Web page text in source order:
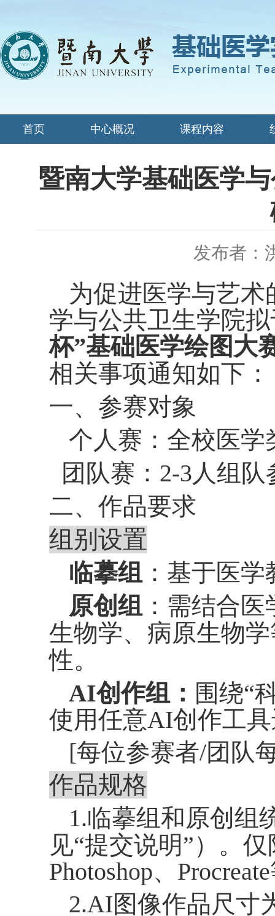
首页 中心概况 课程内容
暨南大学基础医学
发布者：
为促进医学与艺
学与公共卫生学院
杯”基础医学绘图大
相关事项通知如下：
一、参赛对象
个人赛：全校医学
团队赛： 2-3人组
二、 作品要求
组别设置
临摹组：基于医学
原创组：需结合医
生物学、 病原生物学
性。
AI创作组： 围绕“
使用任意AI创作工
[每位参赛者/团队
作品规格
1.临摹组和原创组
见“提交说明”）。
Photoshop、 Procreate
2.AI图像作品尺寸